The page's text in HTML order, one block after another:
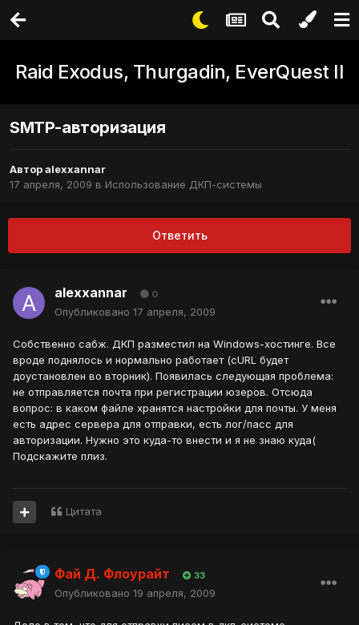
Raid Exodus, Thurgadin, EverQuest II
SMTP-авторизация
Авторalexxannar
17 апреля, 2009 в Использование ДКП-системы
Ответить
alexxannar 0
Опубликовано 17 апреля, 2009
Собственно сабж. ДКП разместил на Windows-хостинге. Все
вроде поднялось и нормально работает (cURL будет
доустановлен во вторник). Появилась следующая проблема:
не отправляется почта при регистрации юзеров. Отсюда
вопрос: в каком файле хранятся настройки для почты. У меня
есть адрес сервера для отправки, есть лог/пасс для
авторизации. Нужно это куда-то внести и я не знаю куда(
Подскажите плиз.
Цитата
Фай Д. Флоурайт 33
Опубликовано 19 апреля, 2009